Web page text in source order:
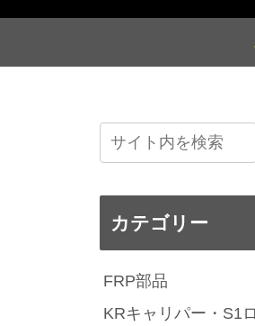
カテゴリー
FRP部品
KRキャリパー・S1